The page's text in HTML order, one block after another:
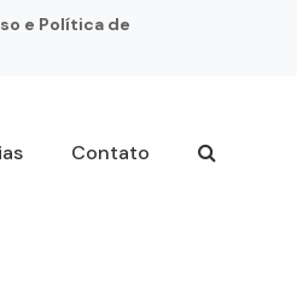
e Política de
Contato